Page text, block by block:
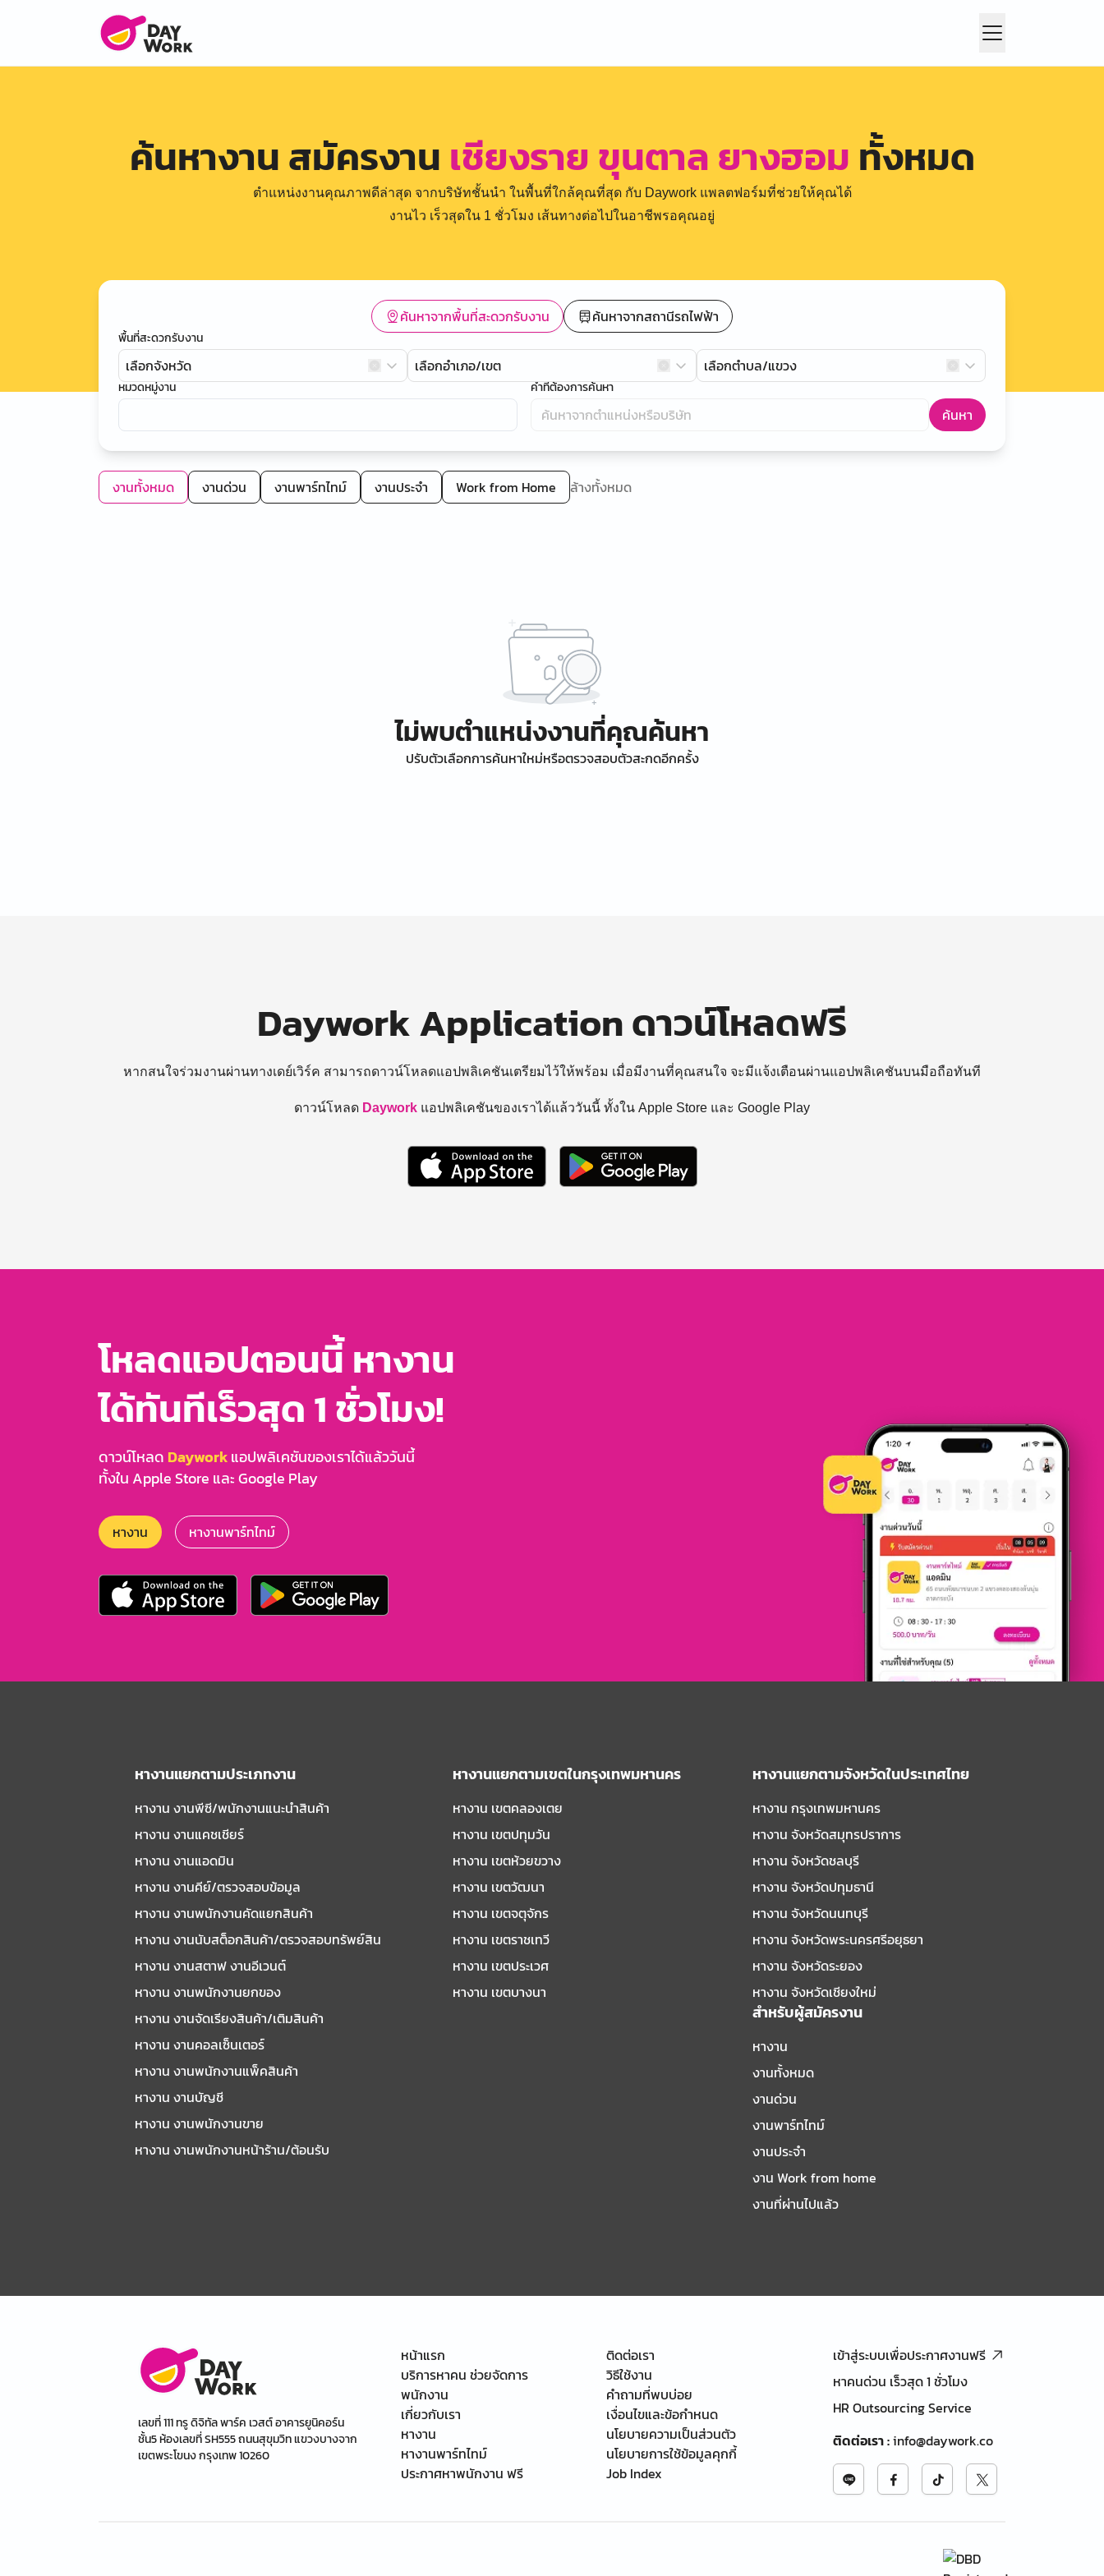
ค้นหางาน สมัครงาน เชียงราย ขุนตาล ยางฮอม ทั้งหมด
ตำแหน่งงานคุณภาพดีล่าสุด จากบริษัทชั้นนำ ในพื้นที่ใกล้คุณที่สุด กับ Daywork แพลตฟอร์มที่ช่วยให้คุณได้
งานไว เร็วสุดใน 1 ชั่วโมง เส้นทางต่อไปในอาชีพรอคุณอยู่
ค้นหาจากพื้นที่สะดวกรับงาน ค้นหาจากสถานีรถไฟฟ้า
พื้นที่สะดวกรับงาน
เลือกจังหวัด เลือกอำเภอ/เขต เลือกตำบล/แขวง
หมวดหมู่งาน คำที่ต้องการค้นหา
ค้นหา
งานทั้งหมด งานด่วน งานพาร์ทไทม์ งานประจำ Work from Home ล้างทั้งหมด
ไม่พบตำแหน่งงานที่คุณค้นหา
ปรับตัวเลือกการค้นหาใหม่หรือตรวจสอบตัวสะกดอีกครั้ง
Daywork Application ดาวน์โหลดฟรี
หากสนใจร่วมงานผ่านทางเดย์เวิร์ค สามารถดาวน์โหลดแอปพลิเคชันเตรียมไว้ให้พร้อม เมื่อมีงานที่คุณสนใจ จะมีแจ้งเตือนผ่านแอปพลิเคชันบนมือถือทันที
ดาวน์โหลด Daywork แอปพลิเคชันของเราได้แล้ววันนี้ ทั้งใน Apple Store และ Google Play
โหลดแอปตอนนี้ หางาน
ได้ทันทีเร็วสุด 1 ชั่วโมง!
ดาวน์โหลด Dayworkแอปพลิเคชันของเราได้แล้ววันนี้
ทั้งใน Apple Store และ Google Play
หางาน หางานพาร์ทไทม์
หางานแยกตามประเภทงาน
หางาน งานพีซี/พนักงานแนะนําสินค้า
หางาน งานแคชเชียร์
หางาน งานแอดมิน
หางาน งานคีย์/ตรวจสอบข้อมูล
หางาน งานพนักงานคัดแยกสินค้า
หางาน งานนับสต็อกสินค้า/ตรวจสอบทรัพย์สิน
หางาน งานสตาฟ งานอีเวนต์
หางาน งานพนักงานยกของ
หางาน งานจัดเรียงสินค้า/เติมสินค้า
หางาน งานคอลเซ็นเตอร์
หางาน งานพนักงานแพ็คสินค้า
หางาน งานบัญชี
หางาน งานพนักงานขาย
หางาน งานพนักงานหน้าร้าน/ต้อนรับ
หางานแยกตามเขตในกรุงเทพมหานคร
หางาน เขตคลองเตย
หางาน เขตปทุมวัน
หางาน เขตห้วยขวาง
หางาน เขตวัฒนา
หางาน เขตจตุจักร
หางาน เขตราชเทวี
หางาน เขตประเวศ
หางาน เขตบางนา
หางานแยกตามจังหวัดในประเทศไทย
หางาน กรุงเทพมหานคร
หางาน จังหวัดสมุทรปราการ
หางาน จังหวัดชลบุรี
หางาน จังหวัดปทุมธานี
หางาน จังหวัดนนทบุรี
หางาน จังหวัดพระนครศรีอยุธยา
หางาน จังหวัดระยอง
หางาน จังหวัดเชียงใหม่
สำหรับผู้สมัครงาน
หางาน
งานทั้งหมด
งานด่วน
งานพาร์ทไทม์
งานประจำ
งาน Work from home
งานที่ผ่านไปแล้ว
เลขที่ 111 ทรู ดิจิทัล พาร์ค เวสต์ อาคารยูนิคอร์น
ชั้น5 ห้องเลขที่ SH555 ถนนสุขุมวิท แขวงบางจาก
เขตพระโขนง กรุงเทพ 10260
หน้าแรก
บริการหาคน ช่วยจัดการ
พนักงาน
เกี่ยวกับเรา
หางาน
หางานพาร์ทไทม์
ประกาศหาพนักงาน ฟรี
ติดต่อเรา
วิธีใช้งาน
คำถามที่พบบ่อย
เงื่อนไขและข้อกำหนด
นโยบายความเป็นส่วนตัว
นโยบายการใช้ข้อมูลคุกกี้
Job Index
เข้าสู่ระบบเพื่อประกาศงานฟรี
หาคนด่วน เร็วสุด 1 ชั่วโมง
HR Outsourcing Service
ติดต่อเรา:info@daywork.co